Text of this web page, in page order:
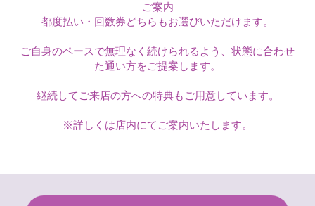
ご案内
都度払い・回数券どちらもお選びいただけます。
ご自身のペースで無理なく続けられるよう、状態に合わせ
た通い方をご提案します。
継続してご来店の方への特典もご用意しています。
※詳しくは店内にてご案内いたします。